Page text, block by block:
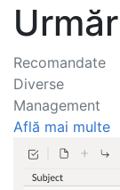
Recomandate
Diverse
Management
Află mai multe